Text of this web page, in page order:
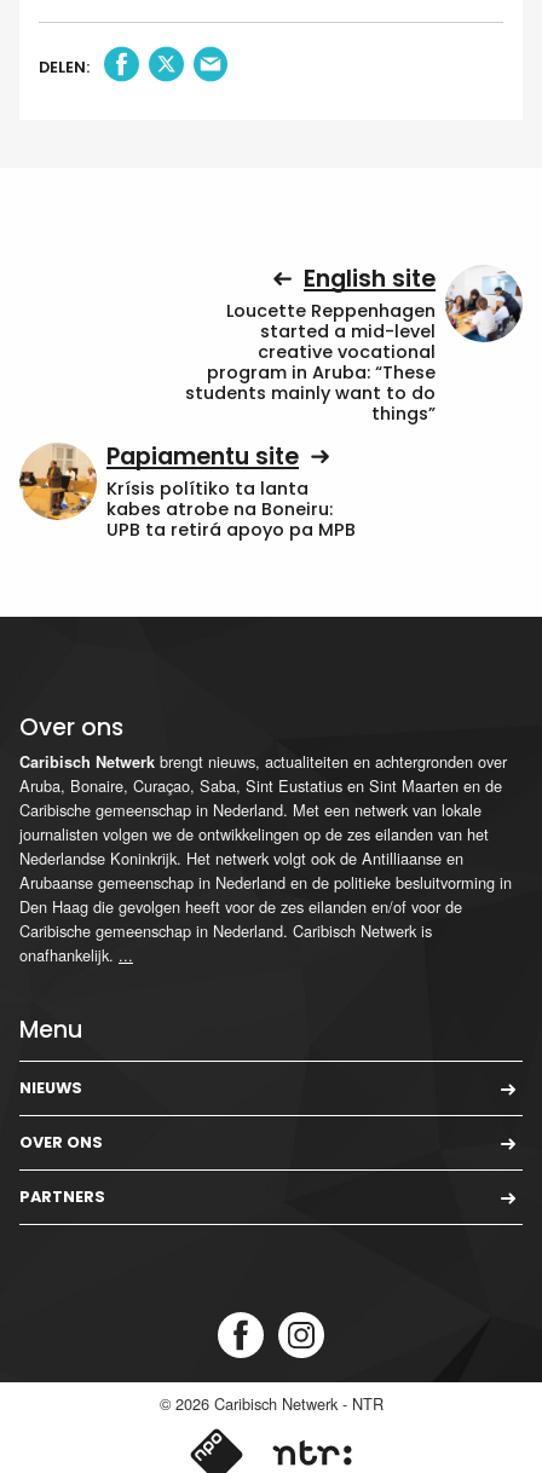
DELEN:
English site
Loucette Reppenhagen
started a mid-level
creative vocational
program in Aruba: “These
students mainly want to do
things”
Papiamentu site
Krísis polítiko ta lanta
kabes atrobe na Boneiru:
UPB ta retirá apoyo pa MPB
Over ons
Caribisch Netwerk brengt nieuws, actualiteiten en achtergronden over
Aruba, Bonaire, Curaçao, Saba, Sint Eustatius en Sint Maarten en de
Caribische gemeenschap in Nederland. Met een netwerk van lokale
journalisten volgen we de ontwikkelingen op de zes eilanden van het
Nederlandse Koninkrijk. Het netwerk volgt ook de Antilliaanse en
Arubaanse gemeenschap in Nederland en de politieke besluitvorming in
Den Haag die gevolgen heeft voor de zes eilanden en/of voor de
Caribische gemeenschap in Nederland. Caribisch Netwerk is
onafhankelijk. ...
Menu
NIEUWS
OVER ONS
PARTNERS
© 2026 Caribisch Netwerk - NTR